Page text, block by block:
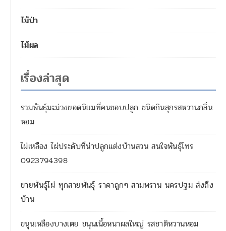
ไม้ป่า
ไม้ผล
เรื่องล่าสุด
รวมพันธุ์มะม่วงยอดนิยมที่คนชอบปลูก ชนิดกินสุกรสหวานกลิ่น
หอม
ไผ่เหลือง ไผ่ประดับที่น่าปลูกแต่งบ้านสวน สนใจพันธุ์โทร
0923794398
ขายพันธุ์ไผ่ ทุกสายพันธุ์ ราคาถูกๆ สามพราน นครปฐม ส่งถึง
บ้าน
ขนุนเหลืองบางเตย ขนุนเนื้อหนาผลใหญ่ รสชาติหวานหอม